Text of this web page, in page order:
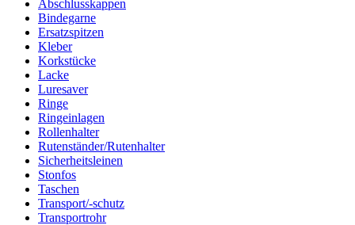
Abschlusskappen
Bindegarne
Ersatzspitzen
Kleber
Korkstücke
Lacke
Luresaver
Ringe
Ringeinlagen
Rollenhalter
Rutenständer/Rutenhalter
Sicherheitsleinen
Stonfos
Taschen
Transport/-schutz
Transportrohr